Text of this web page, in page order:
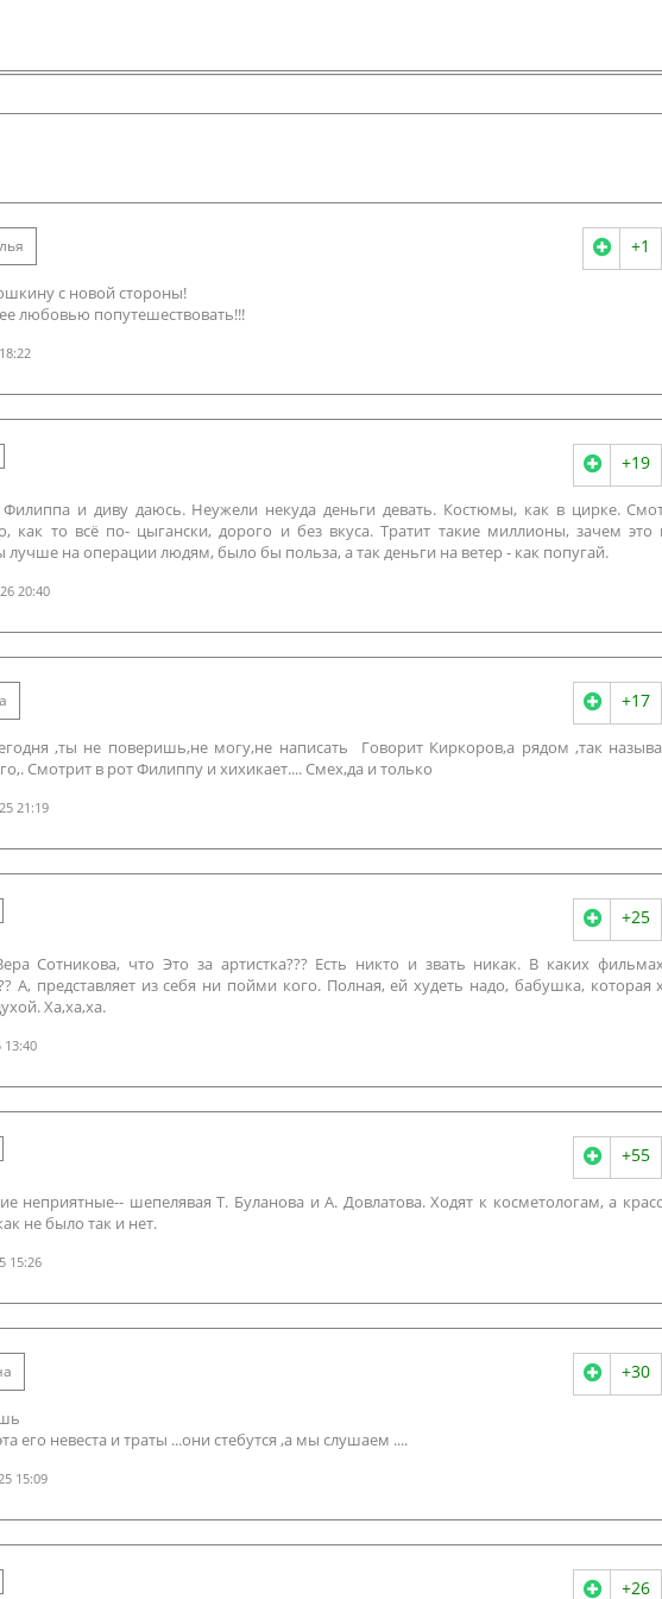
+1
с новой стороны!
любовью попутешествовать!!!
+19
и диву даюсь. Неужели некуда деньги девать. Костюмы, как в цирке.
как то всё по- цыгански, дорого и без вкуса. Тратит такие миллионы, зачем это
лучше на операции людям, было бы польза, а так деньги на ветер - как попугай.
20:40
+17
,ты не поверишь,не могу,не написать Говорит Киркоров,а рядом ,так
Смотрит в рот Филиппу и хихикает.... Смех,да и только
21:19
+25
Сотникова, что Это за артистка??? Есть никто и звать никак. В каких
А, представляет из себя ни пойми кого. Полная, ей худеть надо, бабушка, которая
Ха,ха,ха.
13:40
+55
неприятные-- шепелявая Т. Буланова и А. Довлатова. Ходят к косметологам, а
не было так и нет.
15:26
+30
его невеста и траты ...они стебутся ,а мы слушаем ....
15:09
+26